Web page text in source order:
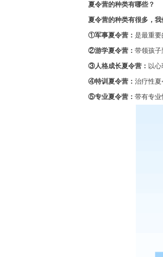
夏令营的种类有哪些？
夏令营的种类有很多，
①军事夏令营： 是最重要
②游学夏令营： 带领孩子
③人格成长夏令营： 以
④特训夏令营： 治疗性夏
⑤专业夏令营： 带有专业